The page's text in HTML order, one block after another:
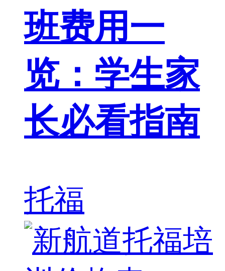
班费用一
览：学生家
长必看指南
托福